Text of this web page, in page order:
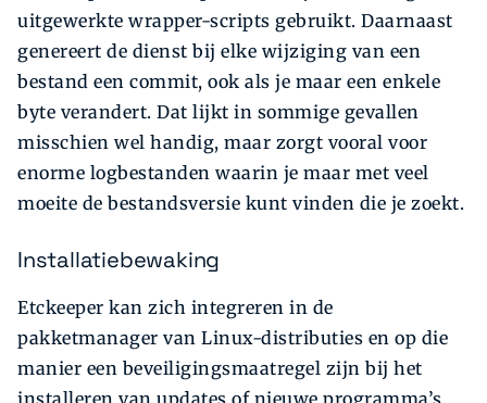
uitgewerkte wrapper-scripts gebruikt. Daarnaast
genereert de dienst bij elke wijziging van een
bestand een commit, ook als je maar een enkele
byte verandert. Dat lijkt in sommige gevallen
misschien wel handig, maar zorgt vooral voor
enorme logbestanden waarin je maar met veel
moeite de bestandsversie kunt vinden die je zoekt.
Installatiebewaking
Etckeeper kan zich integreren in de
pakketmanager van Linux-distributies en op die
manier een beveiligingsmaatregel zijn bij het